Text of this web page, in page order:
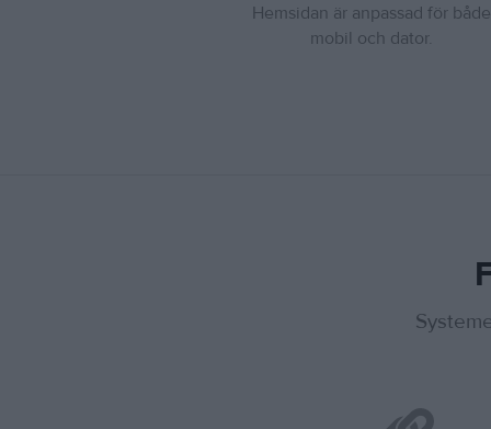
Hemsidan är anpassad för både
mobil och dator.